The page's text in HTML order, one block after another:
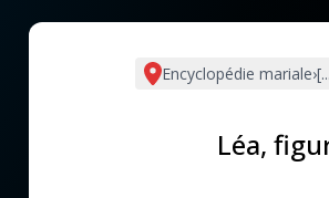
Prier au quotidien
◼︎À la une
Encyclopédie mariale›
Léa,